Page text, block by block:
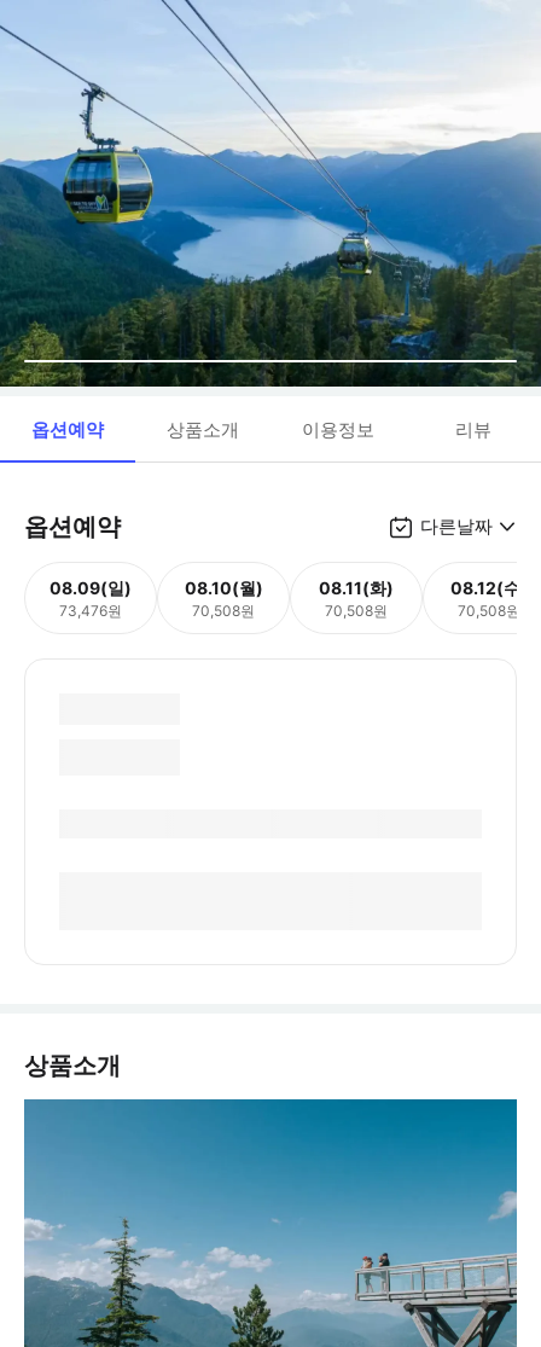
옵션예약 상품소개 이용정보 리뷰
옵션예약 다른날짜
08.09(일)
73,476원
08.10(월)
70,508원
08.11(화)
70,508원
08.12(수)
70,508원
상품소개